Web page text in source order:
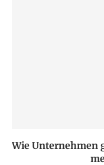
Wie Unternehmen